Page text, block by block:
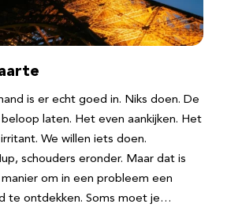
is er echt goed in. Niks doen. De
beloop laten. Het even aankijken. Het
We willen iets doen.
schouders eronder. Maar dat is
om in een probleem een
te ontdekken. Soms moet je…